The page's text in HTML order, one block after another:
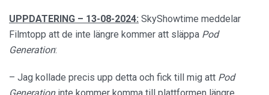
UPPDATERING – 13-08-2024: SkyShowtime meddelar
Filmtopp att de inte längre kommer att släppa Pod
Generation:
– Jag kollade precis upp detta och fick till mig att Pod